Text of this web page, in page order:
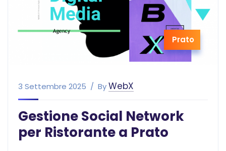
Prato
3 Settembre 2025 ByWebX
Gestione Social Network
per Ristorante a Prato